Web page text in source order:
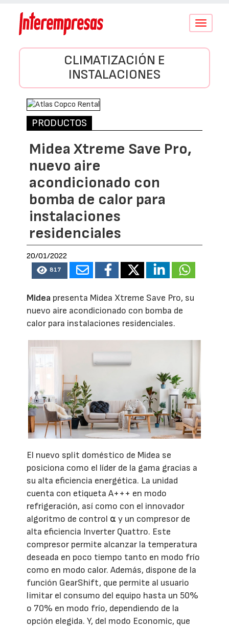
Conmutar
CLIMATIZACIÓN E
INSTALACIONES
PRODUCTOS
Midea Xtreme Save Pro,
nuevo aire
acondicionado con
bomba de calor para
instalaciones
residenciales
20/01/2022
817
Midea presenta Midea Xtreme Save Pro, su
nuevo aire acondicionado con bomba de
calor para instalaciones residenciales.
El nuevo split doméstico de Midea se
posiciona como el líder de la gama gracias a
su alta eficiencia energética. La unidad
cuenta con etiqueta A+++ en modo
refrigeración, así como con el innovador
algoritmo de control ⍺ y un compresor de
alta eficiencia Inverter Quattro. Este
compresor permite alcanzar la temperatura
deseada en poco tiempo tanto en modo frío
como en modo calor. Además, dispone de la
función GearShift, que permite al usuario
limitar el consumo del equipo hasta un 50%
o 70% en modo frío, dependiendo de la
opción elegida. Y, del modo Economic, que